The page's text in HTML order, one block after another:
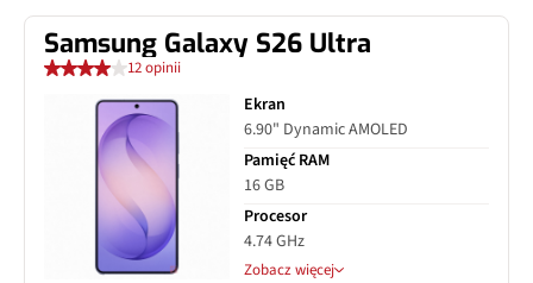
Samsung Galaxy S26 Ultra
12 opinii
Ekran
6.90" Dynamic AMOLED
Pamięć RAM
16 GB
Procesor
4.74 GHz
Zobacz więcej